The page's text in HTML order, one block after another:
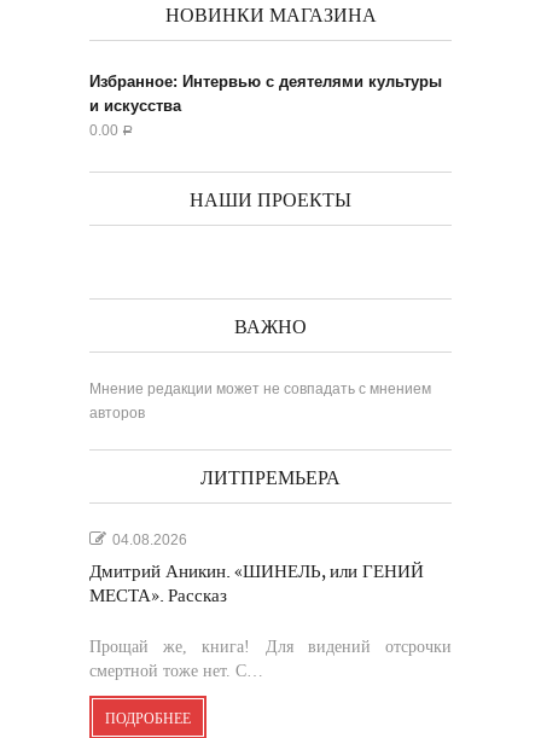
НОВИНКИ МАГАЗИНА
Избранное: Интервью с деятелями культуры
и искусства
0.00 Р
НАШИ ПРОЕКТЫ
ВАЖНО
Мнение редакции может не совпадать с мнением
авторов
ЛИТПРЕМЬЕРА
04.08.2026
Дмитрий Аникин. «ШИНЕЛЬ, или ГЕНИЙ
МЕСТА». Рассказ
Прощай же, книга! Для видений отсрочки
смертной тоже нет. С…
ПОДРОБНЕЕ